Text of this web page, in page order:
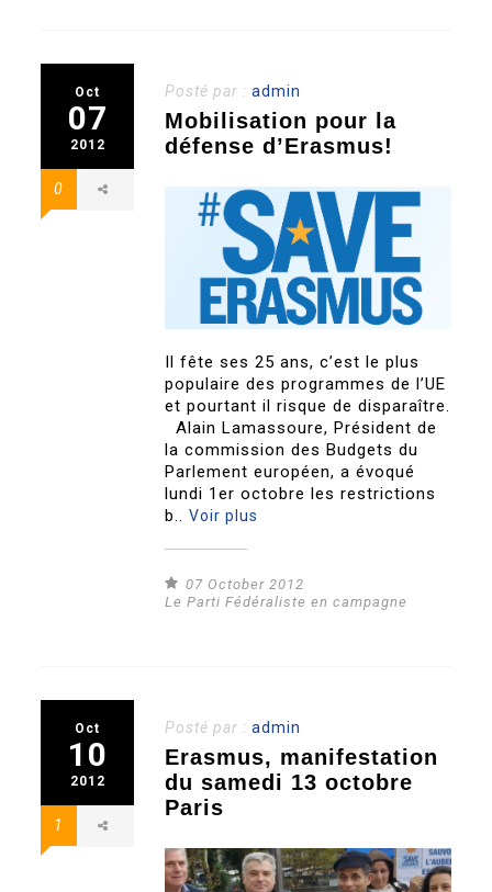
Oct
07
2012
0
Posté par :admin
Mobilisation pour la
défense d’Erasmus!
Il fête ses 25 ans, c’est le plus
populaire des programmes de l’UE
et pourtant il risque de disparaître.
Alain Lamassoure, Président de
la commission des Budgets du
Parlement européen, a évoqué
lundi 1er octobre les restrictions
b..Voir plus
07 October 2012
Le Parti Fédéraliste en campagne
Oct
10
2012
1
Posté par :admin
Erasmus, manifestation
du samedi 13 octobre
Paris